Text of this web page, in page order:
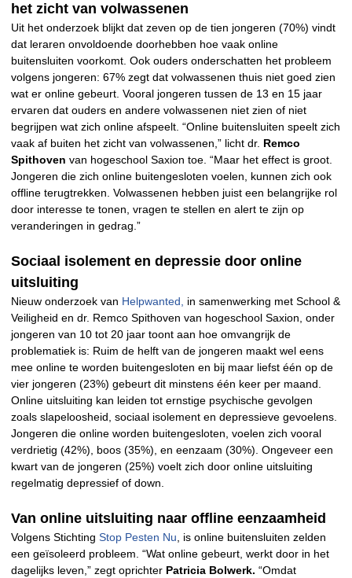
het zicht van volwassenen
Uit het onderzoek blijkt dat zeven op de tien jongeren (70%) vindt
dat leraren onvoldoende doorhebben hoe vaak online
buitensluiten voorkomt. Ook ouders onderschatten het probleem
volgens jongeren: 67% zegt dat volwassenen thuis niet goed zien
wat er online gebeurt. Vooral jongeren tussen de 13 en 15 jaar
ervaren dat ouders en andere volwassenen niet zien of niet
begrijpen wat zich online afspeelt. “Online buitensluiten speelt zich
vaak af buiten het zicht van volwassenen,” licht dr. Remco
Spithoven van hogeschool Saxion toe. “Maar het effect is groot.
Jongeren die zich online buitengesloten voelen, kunnen zich ook
offline terugtrekken. Volwassenen hebben juist een belangrijke rol
door interesse te tonen, vragen te stellen en alert te zijn op
veranderingen in gedrag.”
Sociaal isolement en depressie door online
uitsluiting
Nieuw onderzoek van Helpwanted,
in samenwerking met School &
Veiligheid en dr. Remco Spithoven van hogeschool Saxion, onder
jongeren van 10 tot 20 jaar toont aan hoe omvangrijk de
problematiek is: Ruim de helft van de jongeren maakt wel eens
mee online te worden buitengesloten en bij maar liefst één op de
vier jongeren (23%) gebeurt dit minstens één keer per maand.
Online uitsluiting kan leiden tot ernstige psychische gevolgen
zoals slapeloosheid, sociaal isolement en depressieve gevoelens.
Jongeren die online worden buitengesloten, voelen zich vooral
verdrietig (42%), boos (35%), en eenzaam (30%). Ongeveer een
kwart van de jongeren (25%) voelt zich door online uitsluiting
regelmatig depressief of down.
Van online uitsluiting naar offline eenzaamheid
Volgens Stichting Stop Pesten Nu , is online buitensluiten zelden
een geïsoleerd probleem. “Wat online gebeurt, werkt door in het
dagelijks leven,” zegt oprichter Patricia Bolwerk. “Omdat